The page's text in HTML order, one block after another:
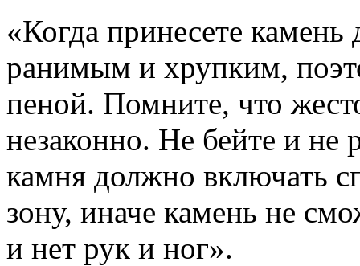
«Когда принесете
ранимым и хрупким,
пеной. Помните, что
незаконно. Не бейте и
камня должно включать
зону, иначе камень не
и нет рук и ног».